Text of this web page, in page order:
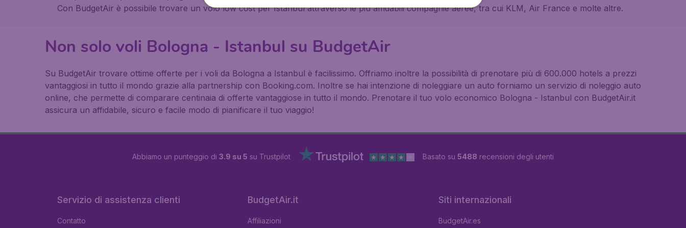
Con BudgetAir è possibile trovare un volo low cost per Istanbul attraverso le più affidabili compagnie aeree, tra cui KLM, Air France e molte altre.
Non solo voli Bologna - Istanbul su BudgetAir
Su BudgetAir trovare ottime offerte per i voli da Bologna a Istanbul è facilissimo. Offriamo inoltre la possibilità di prenotare più di 600.000 hotels a prezzi
vantaggiosi in tutto il mondo grazie alla partnership con Booking.com. Inoltre se hai intenzione di noleggiare un auto forniamo un servizio di noleggio auto
online, che permette di comparare centinaia di offerte vantaggiose in tutto il mondo. Prenotare il tuo volo economico Bologna - Istanbul con BudgetAir.it
assicura un affidabile, sicuro e facile modo di pianificare il tuo viaggio!
Abbiamo un punteggio di 3.9 su 5 su Trustpilot Basato su 5488 recensioni degli utenti
Servizio di assistenza clienti
Contatto
BudgetAir.it
Affiliazioni
Siti internazionali
BudgetAir.es